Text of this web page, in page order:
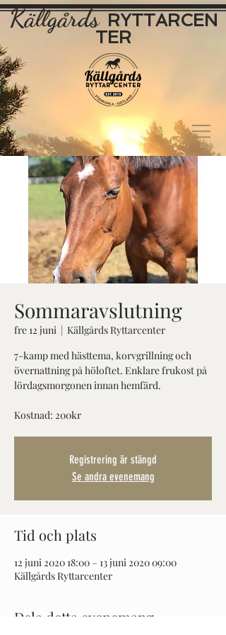
Källgårds RYTTARCEN
TER
Sommaravslutning
fre 12 juni
  |
Källgårds Ryttarcenter
7-kamp med hästtema, korvgrillning och
övernattning på höloftet. Enklare frukost på
lördagsmorgonen innan hemfärd.
Kostnad: 200kr
Registrering är stängd
Se andra evenemang
Tid och plats
12 juni 2020 18:00 – 13 juni 2020 09:00
Källgårds Ryttarcenter
Dela detta evenemang